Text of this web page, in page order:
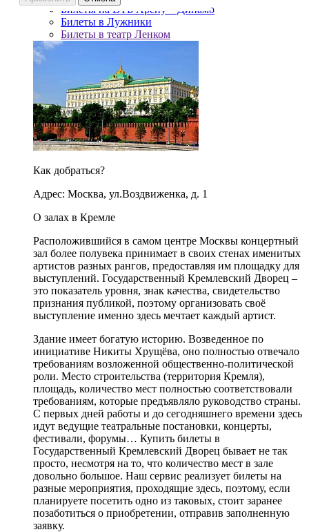
Билеты на ВТБ Арену – Динамо
Билеты в Лужники
Билеты в театр Ленком
Как добраться?
Адрес: Москва, ул.Воздвиженка, д. 1
О залах в Кремле
Расположившийся в самом центре Москвы концертный
зал более полувека принимает в своих стенах именитых
артистов разных рангов, предоставляя им площадку для
выступлений. Государственный Кремлевский Дворец –
это показатель уровня, знак качества, свидетельство
признания публикой, поэтому организовать своё
выступление именно здесь мечтает каждый артист.
Здание имеет богатую историю. Возведенное по
инициативе Никиты Хрущёва, оно полностью отвечало
требованиям возложенной общественно-политической
роли. Место строительства (территория Кремля),
площадь, количество мест полностью соответствовали
требованиям, которые предъявляло руководство страны.
С первых дней работы и до сегодняшнего времени здесь
идут ведущие театральные постановки, концерты,
фестивали, форумы… Купить билеты в
Государственный Кремлевский Дворец бывает не так
просто, несмотря на то, что количество мест в зале
довольно большое. Наш сервис реализует билеты на
разные мероприятия, проходящие здесь, поэтому, если
планируете посетить одно из таковых, стоит заранее
позаботиться о приобретении, отправив заполненную
заявку.